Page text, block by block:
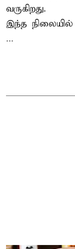
வருகிறது.
இந்த நிலையில்
...